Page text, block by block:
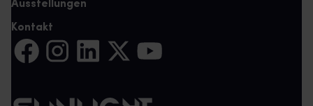
Ausstellungen
Kontakt
Auf Facebook teilen (Es öffnet sich eine neue Registerkarte)
Auf Instagram teilen (Es öffnet sich eine neue
Auf LinkedIn teilen (Es öffnet sich eine neue
Auf Twitter teilen (Es öffnet sich eine
Auf YouTube teilen (Es öffnet sich